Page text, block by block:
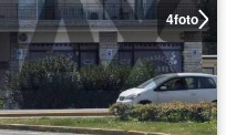
4foto